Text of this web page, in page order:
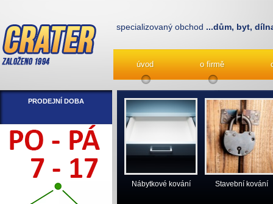
úvod o firmě
specializovaný obchod ...dům, byt,
PRODEJNÍ DOBA
Nábytkové kování Stavební kování